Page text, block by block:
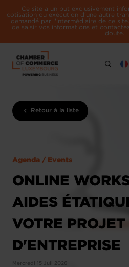
Ce site a un but exclusivement
cotisation ou exécution d'une autre
demandé par l'intermédiaire de ce
de saisir vos informations et
doute.
Retour à la liste
Agenda / Events
ONLINE
AIDES
VOTRE PROJET
D'ENTREPRISE
Mercredi 15 Juil 2026